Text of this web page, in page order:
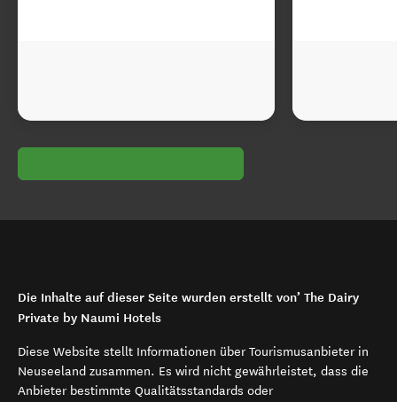
Die Inhalte auf dieser Seite wurden erstellt von’ The Dairy
Private by Naumi Hotels
Diese Website stellt Informationen über Tourismusanbieter in
Neuseeland zusammen. Es wird nicht gewährleistet, dass die
Anbieter bestimmte Qualitätsstandards oder